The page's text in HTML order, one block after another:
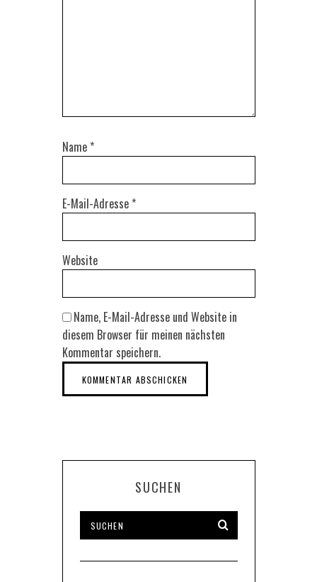
Name *
E-Mail-Adresse *
Website
Name, E-Mail-Adresse und Website in
diesem Browser für meinen nächsten
Kommentar speichern.
SUCHEN